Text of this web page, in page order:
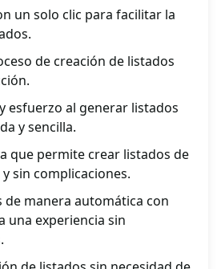
un solo clic para facilitar la
de creación de listados
esfuerzo al generar listados
y sencilla.
que permite crear listados de
sin complicaciones.
de manera automática con
una experiencia sin